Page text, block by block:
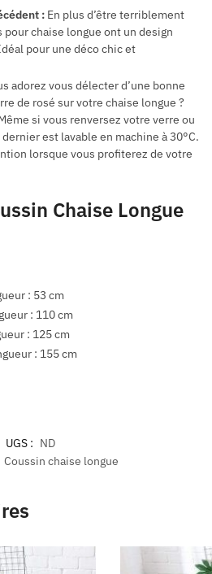
: En plus d’être terriblement
chaise longue ont un design
pour une déco chic et
adorez vous délecter d’une bonne
de rosé sur votre chaise longue ?
si vous renversez votre verre ou
est lavable en machine à 30°C.
lorsque vous profiterez de votre
Chaise Longue
: 53 cm
: 110 cm
: 125 cm
: 155 cm
UGS : ND
Coussin chaise longue